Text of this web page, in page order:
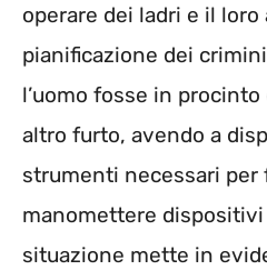
operare dei ladri e il
pianificazione dei
l’uomo fosse in
altro furto, avendo a
strumenti necessari per
manomettere dispositivi
situazione mette in